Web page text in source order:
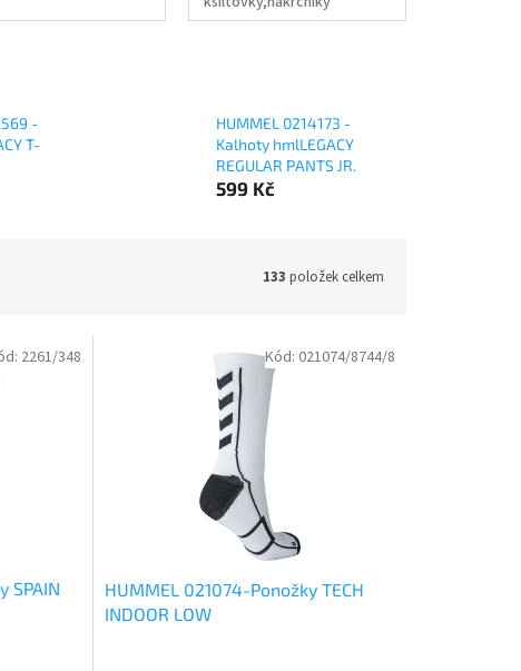
-
T-
HUMMEL 0214173 -
Kalhoty hmlLEGACY
REGULAR PANTS JR.
599 Kč
133 položek celkem
SPAIN
2261/348
HUMMEL 021074-Ponožky TECH
INDOOR LOW
Kód: 021074/8744/8